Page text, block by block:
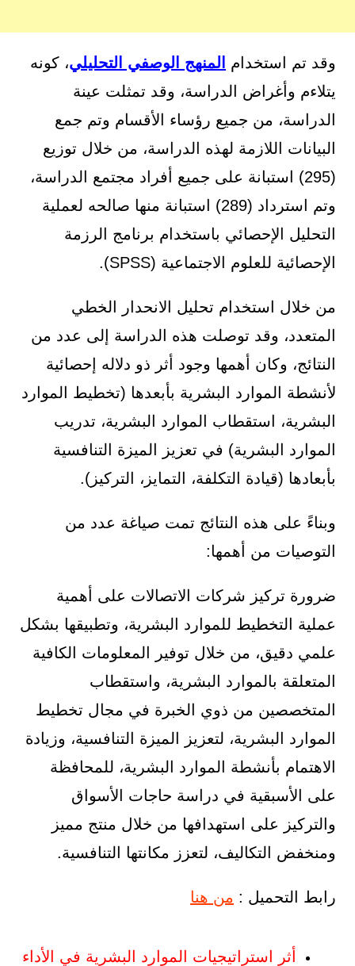
وقد تم استخدام المنهج الوصفي التحليلي، كونه
يتلاءم وأغراض الدراسة، وقد تمثلت عينة
الدراسة، من جميع رؤساء الأقسام وتم جمع
البيانات اللازمة لهذه الدراسة، من خلال توزيع
(295) استبانة على جميع أفراد مجتمع الدراسة،
وتم استرداد (289) استبانة منها صالحه لعملية
التحليل الإحصائي باستخدام برنامج الرزمة
الإحصائية للعلوم الاجتماعية (SPSS).
من خلال استخدام تحليل الانحدار الخطي
المتعدد، وقد توصلت هذه الدراسة إلى عدد من
النتائج، وكان أهمها وجود أثر ذو دلاله إحصائية
لأنشطة الموارد البشرية بأبعدها (تخطيط الموارد
البشرية، استقطاب الموارد البشرية، تدريب
الموارد البشرية) في تعزيز الميزة التنافسية
بأبعادها (قيادة التكلفة، التمايز، التركيز).
وبناءً على هذه النتائج تمت صياغة عدد من
التوصيات من أهمها:
ضرورة تركيز شركات الاتصالات على أهمية
عملية التخطيط للموارد البشرية، وتطبيقها بشكل
علمي دقيق، من خلال توفير المعلومات الكافية
المتعلقة بالموارد البشرية، واستقطاب
المتخصصين من ذوي الخبرة في مجال تخطيط
الموارد البشرية، لتعزيز الميزة التنافسية، وزيادة
الاهتمام بأنشطة الموارد البشرية، للمحافظة
على الأسبقية في دراسة حاجات الأسواق
والتركيز على استهدافها من خلال منتج مميز
ومنخفض التكاليف، لتعزز مكانتها التنافسية.
رابط التحميل : من هنا
أثر استراتيجيات الموارد البشرية في الأداء